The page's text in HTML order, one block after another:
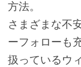
方法。
さまざまな不
ーフォローも
扱っているウ